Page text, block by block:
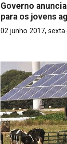
Governo
para os jovens
02 junho 2017,